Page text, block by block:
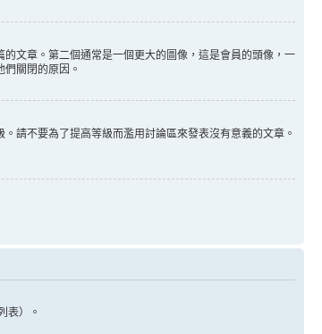
文章。第二個通常是一個更大的圖像，這是會員的頭像，一
關閉的原因。
請不要為了提高等級而濫用討論區來發表沒有意義的文章。
表）。